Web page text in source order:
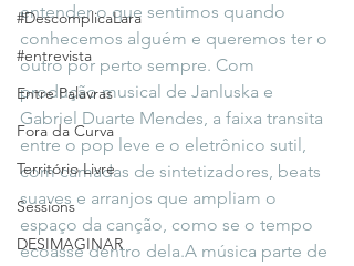
#DescomplicaLara
#entrevista
Entre Palavras
Fora da Curva
Território Livre
Sessions
DESIMAGINAR
entender o que sentimos quando
conhecemos alguém e queremos ter o
outro por perto sempre. Com
produção musical de Janluska e
Gabriel Duarte Mendes, a faixa transita
entre o pop leve e o eletrônico sutil,
com camadas de sintetizadores, beats
suaves e arranjos que ampliam o
espaço da canção, como se o tempo
ecoasse dentro dela.A música parte de